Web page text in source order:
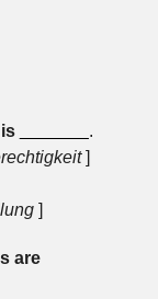
.
]
]
are